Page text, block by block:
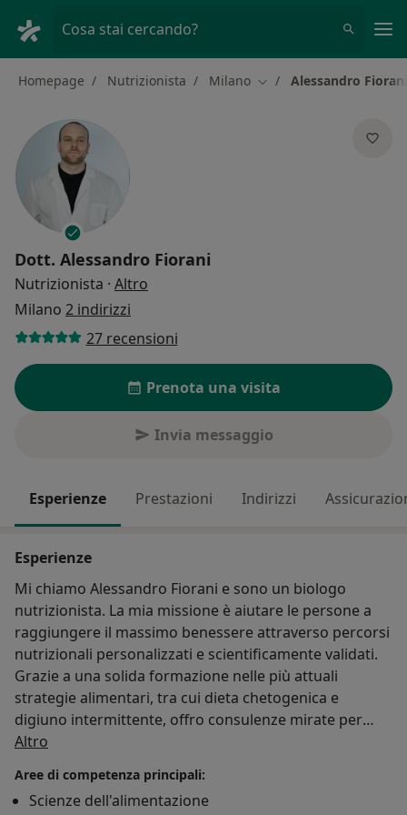
Cosa stai cercando?
Homepage Nutrizionista Milano Cambia città
Alessandro Fiorani
Dott. Alessandro Fiorani
Nutrizionista · Altro
Milano 2 indirizzi
27 recensioni
Prenota una visita
Invia messaggio
Esperienze Prestazioni Indirizzi
Esperienze
Mi chiamo Alessandro Fiorani e sono un biologo
nutrizionista. La mia missione è aiutare le persone a
raggiungere il massimo benessere attraverso percorsi
nutrizionali personalizzati e scientificamente validati.
Grazie a una solida formazione nelle più attuali
strategie alimentari, tra cui dieta chetogenica e
digiuno intermittente, offro consulenze mirate per
ottimizzare il metabolismo, raggiungere il peso ideale
nutrizione clinica, fornendo piani alimentari specifici
per gestire diabete, gastrite, reflusso gastroesofageo,
Altro
Aree di competenza principali:
Scienze dell'alimentazione